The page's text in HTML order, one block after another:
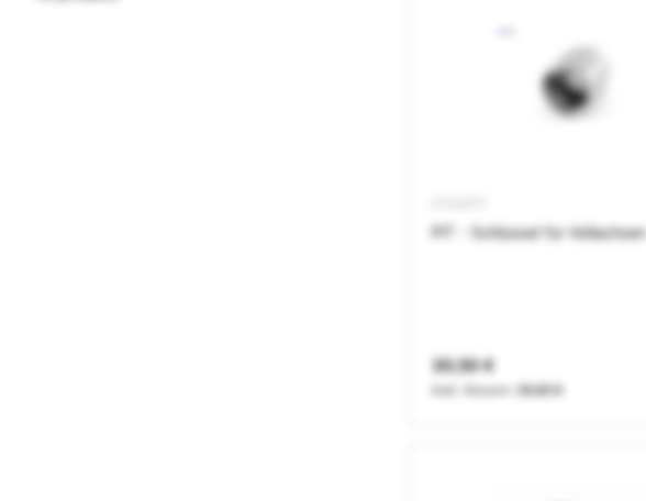
PIT - Schlüssel für Vollachsen
30,50 €